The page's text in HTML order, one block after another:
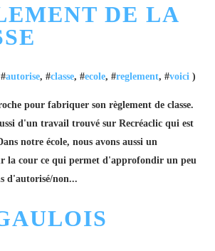
DE LA
autorise, #classe, #ecole, #reglement, #voici )
pour fabriquer son règlement de classe.
d'un travail trouvé sur Recréaclic qui est
notre école, nous avons aussi un
la cour ce qui permet d'approfondir un peu
d'autorisé/non...